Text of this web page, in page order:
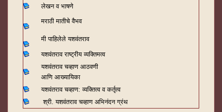
लेखन व भाषणे
मराठी मातीचे वैभव
मी पाहिलेले यशवंतराव
यशवंतराव राष्ट्रीय व्यक्तिमत्व
यशवंतराव चव्हाण आठवणी
आणि आख्यायिका
यशवंतराव चव्हाण: व्यक्तित्व व कर्तृत्व
श्री. यशवंतराव चव्हाण अभिनंदन ग्रंथ